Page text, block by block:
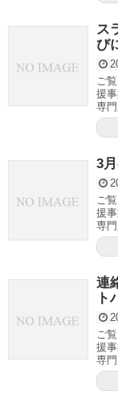
ス
び
ご
援
専
3
ご
援
専
連
ご
援
専